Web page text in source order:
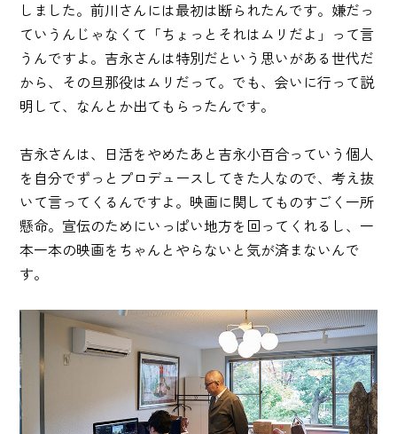
しました。前川さんには最初は断られたんです。嫌だっ
ていうんじゃなくて「ちょっとそれはムリだよ」って言
うんですよ。吉永さんは特別だという思いがある世代だ
から、その旦那役はムリだって。でも、会いに行って説
明して、なんとか出てもらったんです。
吉永さんは、日活をやめたあと吉永小百合っていう個人
を自分でずっとプロデュースしてきた人なので、考え抜
いて言ってくるんですよ。映画に関してものすごく一所
懸命。宣伝のためにいっぱい地方を回ってくれるし、一
本一本の映画をちゃんとやらないと気が済まないんで
す。